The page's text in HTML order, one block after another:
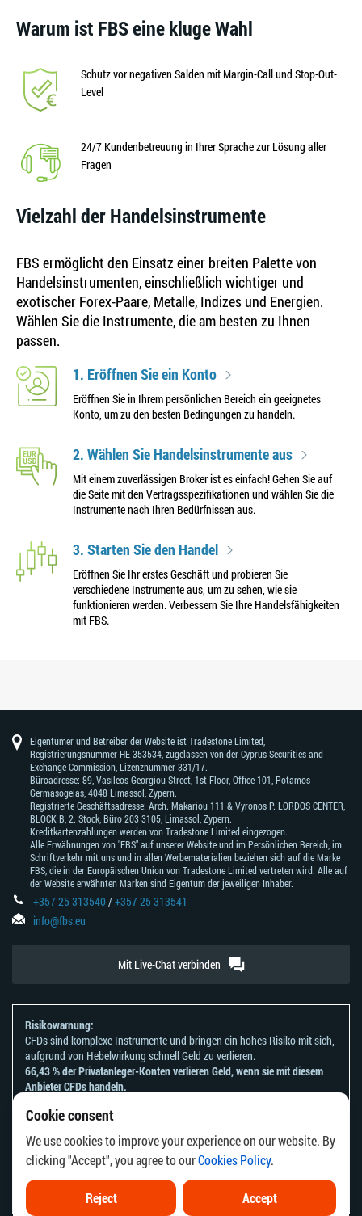
Cookie consent
We use cookies to improve your experience on our website. By
clicking "Accept", you agree to ourCookies Policy.
Reject Accept
Warum ist FBS eine kluge Wahl
Schutz vor negativen Salden mit Margin-Call und Stop-Out-
Level
24/7 Kundenbetreuung in Ihrer Sprache zur Lösung aller
Fragen
Vielzahl der Handelsinstrumente
FBS ermöglicht den Einsatz einer breiten Palette von
Handelsinstrumenten, einschließlich wichtiger und
exotischer Forex-Paare, Metalle, Indizes und Energien.
Wählen Sie die Instrumente, die am besten zu Ihnen
passen.
1. Eröffnen Sie ein Konto
Eröffnen Sie in Ihrem persönlichen Bereich ein geeignetes
Konto, um zu den besten Bedingungen zu handeln.
2. Wählen Sie Handelsinstrumente aus
Mit einem zuverlässigen Broker ist es einfach! Gehen Sie auf
die Seite mit den Vertragsspezifikationen und wählen Sie die
Instrumente nach Ihren Bedürfnissen aus.
3. Starten Sie den Handel
Eröffnen Sie Ihr erstes Geschäft und probieren Sie
verschiedene Instrumente aus, um zu sehen, wie sie
funktionieren werden. Verbessern Sie Ihre Handelsfähigkeiten
mit FBS.
Eigentümer und Betreiber der Website ist Tradestone Limited,
Registrierungsnummer HE 353534, zugelassen von der Cyprus Securities and
Exchange Commission, Lizenznummer 331/17.
Büroadresse: 89, Vasileos Georgiou Street, 1st Floor, Office 101, Potamos
Germasogeias, 4048 Limassol, Zypern.
Registrierte Geschäftsadresse: Arch. Makariou 111 & Vyronos Р. LORDOS CENTER,
BLOCK В, 2. Stock, Büro 203 3105, Limassol, Zypern.
Kreditkartenzahlungen werden von Tradestone Limited eingezogen.
Alle Erwähnungen von "FBS" auf unserer Website und im Persönlichen Bereich, im
Schriftverkehr mit uns und in allen Werbematerialien beziehen sich auf die Marke
FBS, die in der Europäischen Union von Tradestone Limited vertreten wird. Alle auf
der Website erwähnten Marken sind Eigentum der jeweiligen Inhaber.
+357 25 313540/+357 25 313541
info@fbs.eu
Mit Live-Chat verbinden
Risikowarnung:
CFDs sind komplexe Instrumente und bringen ein hohes Risiko mit sich,
aufgrund von Hebelwirkung schnell Geld zu verlieren.
66,43 % der Privatanleger-Konten verlieren Geld, wenn sie mit diesem
Anbieter CFDs handeln.
ob Sie es sich leisten können, zu riskieren, Ihr Geld zu verlieren.
Bitte beachten Sie unsere
Risikoanerkennungen und Offenlegungen
Die Informationen auf dieser Website sind nicht für Personen bestimmt,
die in einem Land oder einer Rechtsordnung ansässig sind, in dem die
Verbreitung oder Nutzung dieser Informationen gegen die örtlichen
Gesetze oder Vorschriften verstoßen würde.